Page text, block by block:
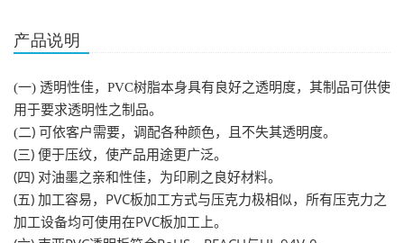
产品说明
(一) 透明性佳， PVC树脂本身具有良好之透明度，其制品可供使
用于要求透明性之制品。
(二) 可依客户需要，调配各种颜色，且不失其透明度。
(三) 便于压纹，使产品用途更广泛。
(四) 对油墨之亲和性佳，为印刷之良好材料。
(五) 加工容易， PVC板加工方式与压克力极相似，所有压克力之
加工设备均可使用在PVC板加工上。